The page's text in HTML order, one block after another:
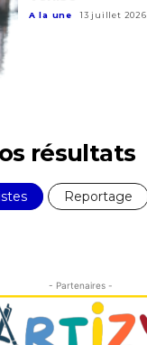
A la une 13 juillet 2026
résultats
Reportage
- Partenaires -